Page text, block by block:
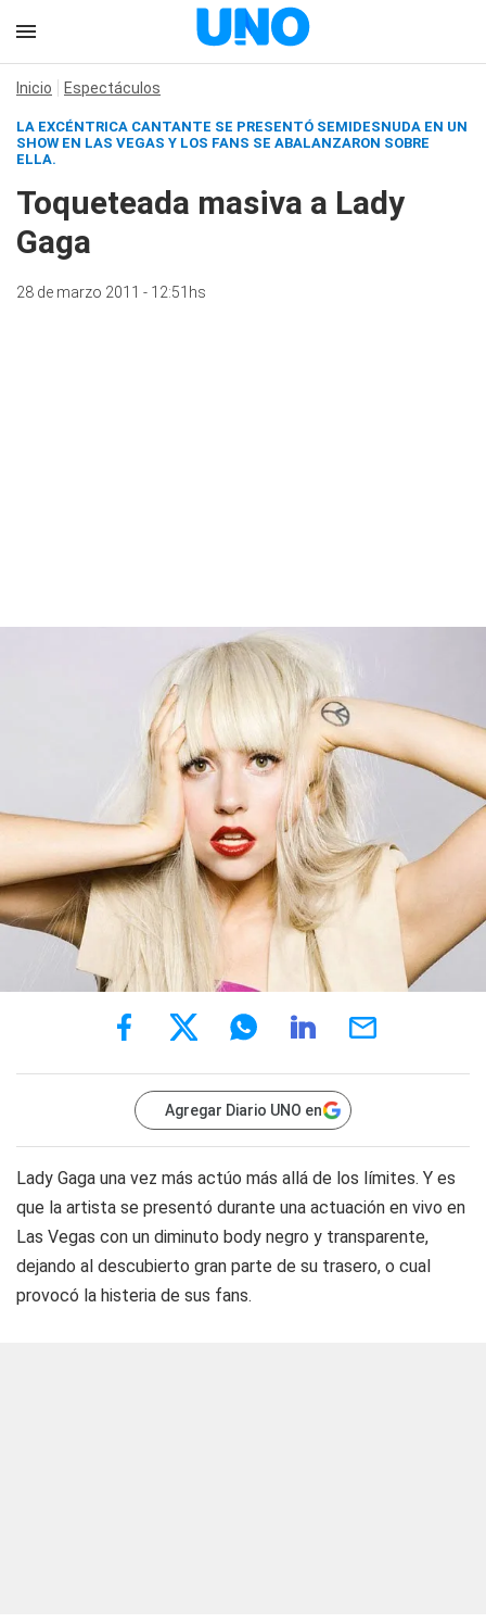
Inicio Espectáculos
LA EXCÉNTRICA CANTANTE SE PRESENTÓ SEMIDESNUDA EN UN
SHOW EN LAS VEGAS Y LOS FANS SE ABALANZARON SOBRE
ELLA.
Toqueteada masiva a Lady
Gaga
28 de marzo 2011 - 12:51hs
Agregar Diario UNO en
Lady Gaga una vez más actúo más allá de los límites. Y es
que la artista se presentó durante una actuación en vivo en
Las Vegas con un diminuto body negro y transparente,
dejando al descubierto gran parte de su trasero, o cual
provocó la histeria de sus fans.